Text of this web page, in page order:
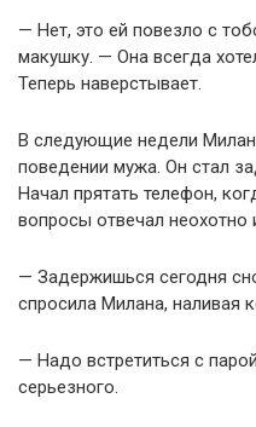
— Нет, это ей повезло с
макушку. — Она всегда
Теперь наверстывает.
В следующие недели
поведении мужа. Он стал
Начал прятать телефон,
вопросы отвечал неохотно
— Задержишься сегодня
спросила Милана, наливая
— Надо встретиться с
серьезного.